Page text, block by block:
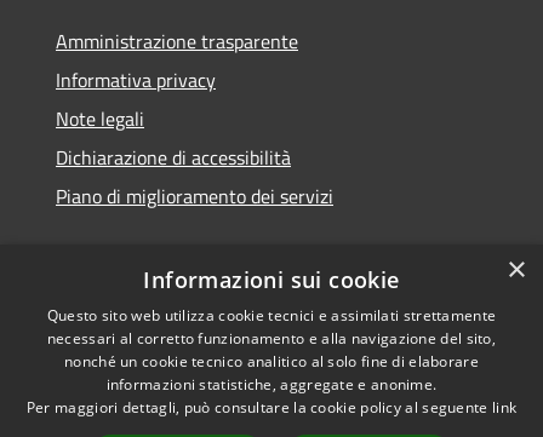
Amministrazione trasparente
Informativa privacy
Note legali
Dichiarazione di accessibilità
Piano di miglioramento dei servizi
RSS
Accessibilità
Privacy
Cookie
Copyright © 2026 • Comune di
Treviglio • Powered by
Municipium•Accesso
redazione
×
Informazioni sui cookie
Questo sito web utilizza cookie tecnici e assimilati strettamente
necessari al corretto funzionamento e alla navigazione del sito,
nonché un cookie tecnico analitico al solo fine di elaborare
informazioni statistiche, aggregate e anonime.
Per maggiori dettagli, può consultare la cookie policy al seguente link